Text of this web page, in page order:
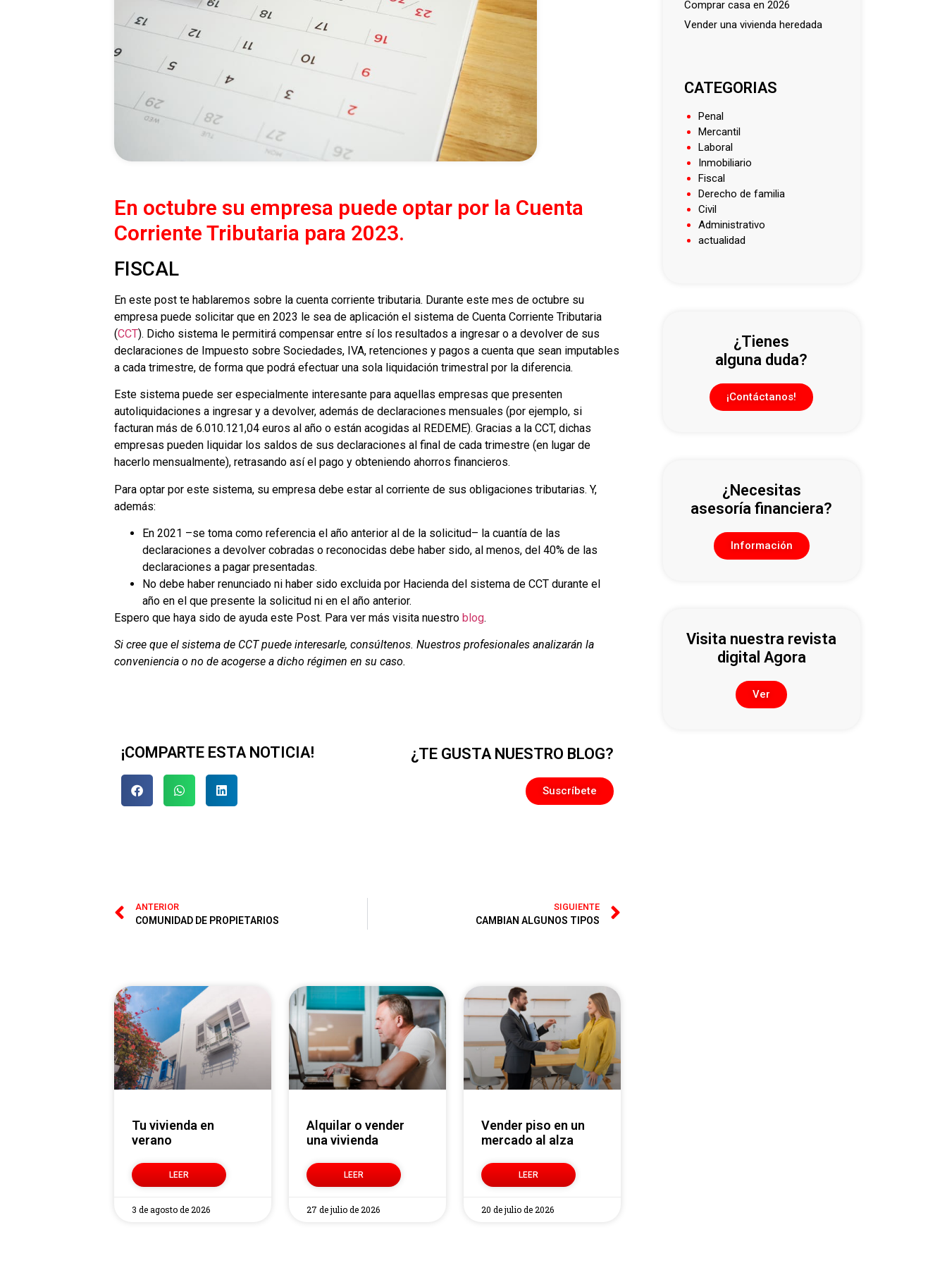
En octubre su empresa puede optar por la Cuenta
Corriente Tributaria para 2023.
FISCAL
En este post te hablaremos sobre la cuenta corriente tributaria. Durante este mes de octubre su
empresa puede solicitar que en 2023 le sea de aplicación el sistema de Cuenta Corriente Tributaria
(CCT). Dicho sistema le permitirá compensar entre sí los resultados a ingresar o a devolver de sus
declaraciones de Impuesto sobre Sociedades, IVA, retenciones y pagos a cuenta que sean imputables
a cada trimestre, de forma que podrá efectuar una sola liquidación trimestral por la diferencia.
Este sistema puede ser especialmente interesante para aquellas empresas que presenten
autoliquidaciones a ingresar y a devolver, además de declaraciones mensuales (por ejemplo, si
facturan más de 6.010.121,04 euros al año o están acogidas al REDEME). Gracias a la CCT, dichas
empresas pueden liquidar los saldos de sus declaraciones al final de cada trimestre (en lugar de
hacerlo mensualmente), retrasando así el pago y obteniendo ahorros financieros.
Para optar por este sistema, su empresa debe estar al corriente de sus obligaciones tributarias. Y,
además:
En 2021 –se toma como referencia el año anterior al de la solicitud– la cuantía de las
declaraciones a devolver cobradas o reconocidas debe haber sido, al menos, del 40% de las
declaraciones a pagar presentadas.
No debe haber renunciado ni haber sido excluida por Hacienda del sistema de CCT durante el
año en el que presente la solicitud ni en el año anterior.
Espero que haya sido de ayuda este Post. Para ver más visita nuestro blog.
Si cree que el sistema de CCT puede interesarle, consúltenos. Nuestros profesionales analizarán la
conveniencia o no de acogerse a dicho régimen en su caso.
¡COMPARTE ESTA NOTICIA! ¿TE GUSTA NUESTRO BLOG?
Suscríbete
ANTERIOR
COMUNIDAD DE PROPIETARIOS
SIGUIENTE
CAMBIAN ALGUNOS TIPOS
Tu vivienda en
verano
LEER
3 de agosto de 2026
Alquilar o vender
una vivienda
LEER
27 de julio de 2026
Vender piso en un
mercado al alza
LEER
20 de julio de 2026
comprar casa en 2026
vender una vivienda heredada
CATEGORIAS
Penal
Mercantil
Laboral
Inmobiliario
Fiscal
Derecho de familia
Civil
Administrativo
actualidad
¿Tienes
alguna duda?
¡Contáctanos!
¿Necesitas
asesoría financiera?
Información
Visita nuestra revista
digital Agora
Ver